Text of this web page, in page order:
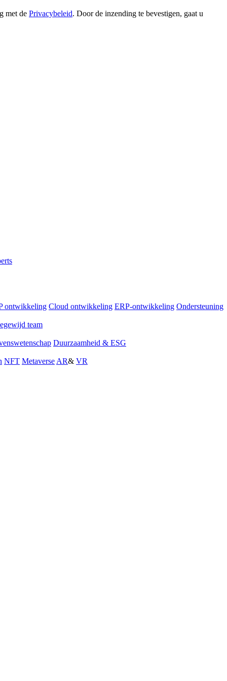
met de Privacybeleid. Door de inzending te bevestigen, gaat u
ontwikkeling Cloud ontwikkeling ERP-ontwikkeling Ondersteuning
team
Duurzaamheid & ESG
NFT Metaverse AR& VR